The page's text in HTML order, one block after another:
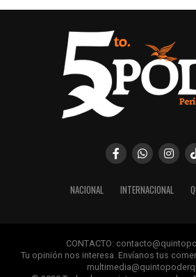
NACIONAL INTERNACIONAL
CONTACTO:
Tu opinión nos interesa. Envíanos tus